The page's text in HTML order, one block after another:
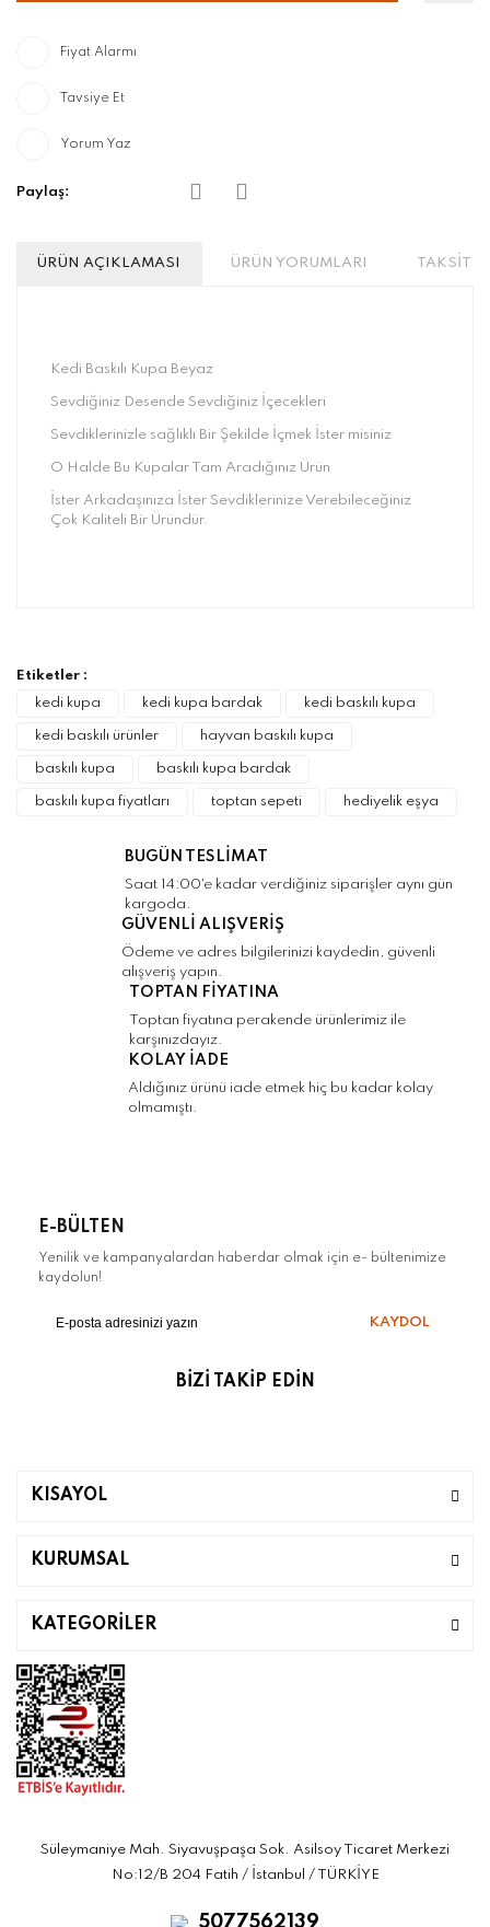
Fiyat Alarmı
Tavsiye Et
Yorum Yaz
Paylaş:
ÜRÜN AÇIKLAMASI ÜRÜN YORUMLARI TAKSİT
Kedi Baskılı Kupa Beyaz
Sevdiğiniz Desende Sevdiğiniz İçecekleri
Sevdiklerinizle sağlıklı Bir Şekilde İçmek İster misiniz
O Halde Bu Kupalar Tam Aradığınız Ürün
İster Arkadaşınıza İster Sevdiklerinize Verebileceğiniz
Çok Kaliteli Bir Üründür.
Görüş ve önerileriniz için teşekkür ederiz.
Ürün resmi kalitesiz, bozuk veya
Ürün açıklamasında eksik bilgiler bulunuyor.
Ürün bilgilerinde hatalar bulunuyor.
Gönder
Etiketler :
kedi kupa
kedi kupa bardak kedi baskılı kupa
kedi baskılı ürünler hayvan baskılı kupa
baskılı kupa baskılı kupa bardak
baskılı kupa fiyatları toptan sepeti hediyelik eşya
BUGÜN TESLİMAT
Saat 14:00'e kadar verdiğiniz siparişler aynı gün
kargoda.
GÜVENLİ ALIŞVERİŞ
Ödeme ve adres bilgilerinizi kaydedin, güvenli
alışveriş yapın.
TOPTAN FİYATINA
Toptan fiyatına perakende ürünlerimiz ile
karşınızdayız.
KOLAY İADE
Aldığınız ürünü iade etmek hiç bu kadar kolay
olmamıştı.
E-BÜLTEN
Yenilik ve kampanyalardan haberdar olmak için e- bültenimize
kaydolun!
KAYDOL
BİZİ TAKİP EDİN
KISAYOL
KURUMSAL
KATEGORİLER
Süleymaniye Mah. Siyavuşpaşa Sok. Asilsoy Ticaret Merkezi
No:12/B 204 Fatih / İstanbul / TÜRKİYE
5077562139